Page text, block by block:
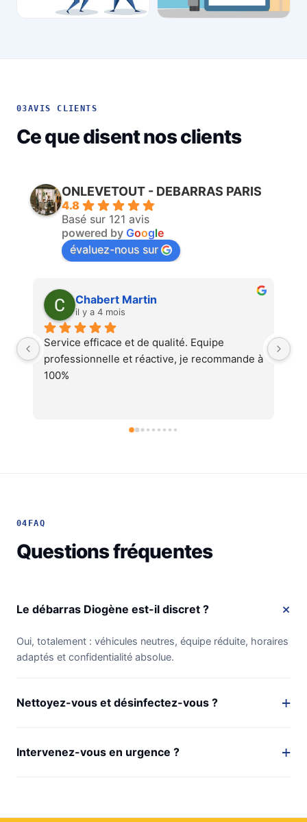
03AVIS CLIENTS
Ce que disent nos clients
ONLEVETOUT - DEBARRAS PARIS
4.8
Basé sur 121 avis
powered by Google
évaluez-nous sur
à
Martin Faliu
Service au top, devis ultra rapide et
cohérent, équipes professionnelles et
04 FAQ
Questions fréquentes
Le débarras Diogène est-il discret ?
Oui, totalement : véhicules neutres, équipe réduite, horaires
adaptés et confidentialité absolue.
Nettoyez-vous et désinfectez-vous ?
Intervenez-vous en urgence ?